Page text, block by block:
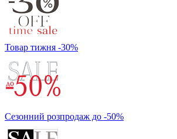
Товар тижня -30%
Сезонний розпродаж до -50%